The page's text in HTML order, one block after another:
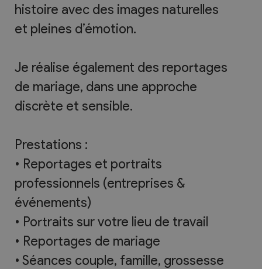
histoire avec des images naturelles
et pleines d’émotion.
Je réalise également des reportages
de mariage, dans une approche
discrète et sensible.
Prestations :
• Reportages et portraits
professionnels (entreprises &
événements)
• Portraits sur votre lieu de travail
• Reportages de mariage
• Séances couple, famille, grossesse